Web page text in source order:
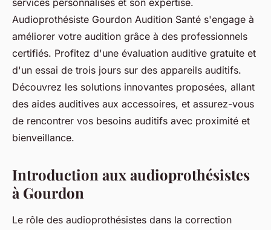
gourdon : services et conseils
fabienne•22 avril 2025•5 min de lecture
services personnalisés et son expertise.
Audioprothésiste Gourdon Audition Santé s'engage à
améliorer votre audition grâce à des professionnels
certifiés. Profitez d'une évaluation auditive gratuite et
d'un essai de trois jours sur des appareils auditifs.
Découvrez les solutions innovantes proposées, allant
des aides auditives aux accessoires, et assurez-vous
de rencontrer vos besoins auditifs avec proximité et
bienveillance.
Introduction aux audioprothésistes
à Gourdon
Le rôle des audioprothésistes dans la correction